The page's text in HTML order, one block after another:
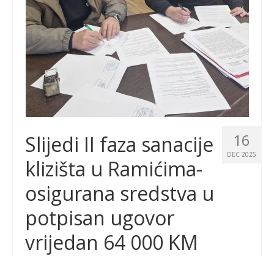
16
DEC 2025
Slijedi II faza sanacije
klizišta u Ramićima-
osigurana sredstva u
potpisan ugovor
vrijedan 64 000 KM